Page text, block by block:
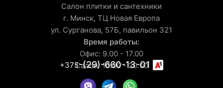
Салон плитки и сантехники
г. Минск, ТЦ Новая Европа
ул. Сурганова, 57Б, павильон 321
Время работы:
Офис: 9.00 - 17.00
Салон: 10.00 - 20.00
+375-(29)-660-13-01